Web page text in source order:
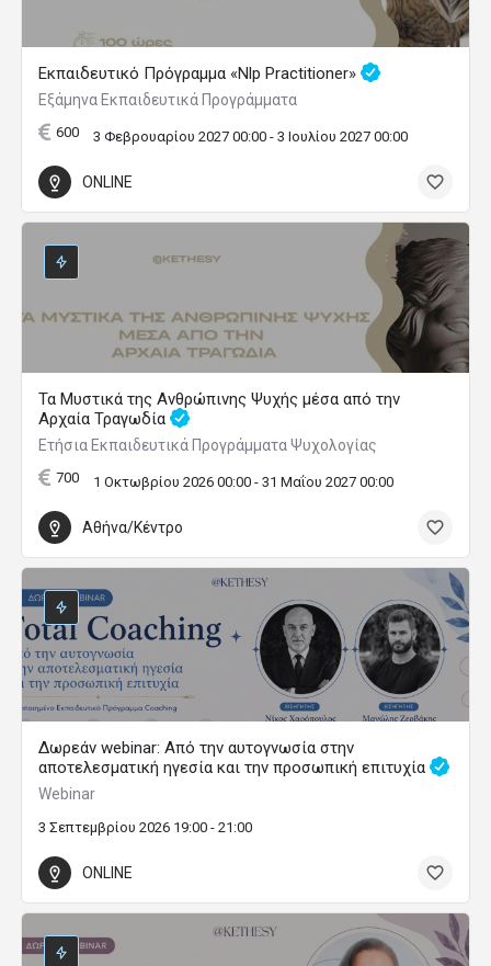
Εκπαιδευτικό Πρόγραμμα «Nlp Practitioner»
Εξάμηνα Εκπαιδευτικά Προγράμματα
600 3 Φεβρουαρίου 2027 00:00 - 3 Ιουλίου 2027 00:00
ONLINE
Τα Μυστικά της Ανθρώπινης Ψυχής μέσα από την
Αρχαία Τραγωδία
Ετήσια Εκπαιδευτικά Προγράμματα Ψυχολογίας
700 1 Οκτωβρίου 2026 00:00 - 31 Μαΐου 2027 00:00
Αθήνα/Κέντρο
Δωρεάν webinar: Από την αυτογνωσία στην
αποτελεσματική ηγεσία και την προσωπική επιτυχία
Webinar
3 Σεπτεμβρίου 2026 19:00 - 21:00
ONLINE